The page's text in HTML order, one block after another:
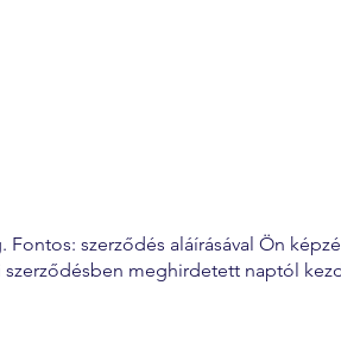
szerződés aláírásával Ön
szerződésben meghirdetett naptól